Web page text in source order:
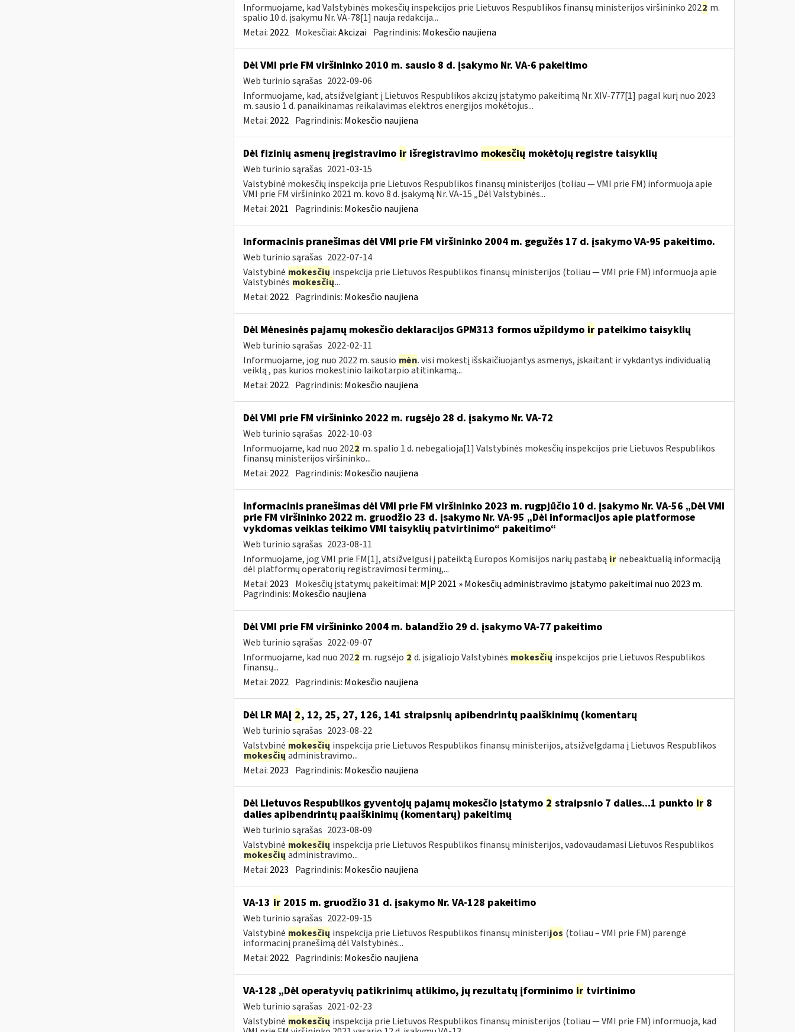
Informuojame, kad Valstybinės mokesčių inspekcijos prie Lietuvos Respublikos finansų ministerijos viršininko 2022 m.
spalio 10 d. įsakymu Nr. VA-78[1] nauja redakcija...
Metai: 2022 Mokesčiai:Akcizai Pagrindinis: Mokesčio naujiena
Dėl VMI prie FM viršininko 2010 m. sausio 8 d. įsakymo Nr. VA-6 pakeitimo
Web turinio sąrašas 2022-09-06
Informuojame, kad, atsižvelgiant į Lietuvos Respublikos akcizų įstatymo pakeitimą Nr. XIV-777[1] pagal kurį nuo 2023
m. sausio 1 d. panaikinamas reikalavimas elektros energijos mokėtojus...
Metai: 2022 Pagrindinis: Mokesčio naujiena
Dėl fizinių asmenų įregistravimo irišregistravimo mokesčių mokėtojų registre taisyklių
Web turinio sąrašas 2021-03-15
Valstybinė mokesčių inspekcija prie Lietuvos Respublikos finansų ministerijos (toliau ― VMI prie FM) informuoja apie
VMI prie FM viršininko 2021 m. kovo 8 d. įsakymą Nr. VA-15 „Dėl Valstybinės...
Metai: 2021 Pagrindinis: Mokesčio naujiena
Informacinis pranešimas dėl VMI prie FM viršininko 2004 m. gegužės 17 d. įsakymo VA-95 pakeitimo.
Web turinio sąrašas 2022-07-14
Valstybinė mokesčių inspekcija prie Lietuvos Respublikos finansų ministerijos (toliau ― VMI prie FM) informuoja apie
Valstybinėsmokesčių...
Metai: 2022 Pagrindinis: Mokesčio naujiena
Dėl Mėnesinės pajamų mokesčio deklaracijos GPM313 formos užpildymo irpateikimo taisyklių
Web turinio sąrašas 2022-02-11
Informuojame, jog nuo 2022 m. sausio mėn. visi mokestį išskaičiuojantys asmenys, įskaitant ir vykdantys individualią
veiklą , pas kurios mokestinio laikotarpio atitinkamą...
Metai: 2022 Pagrindinis: Mokesčio naujiena
Dėl VMI prie FM viršininko 2022 m. rugsėjo 28 d. įsakymo Nr. VA-72
Web turinio sąrašas 2022-10-03
Informuojame, kad nuo 2022 m. spalio 1 d. nebegalioja[1] Valstybinės mokesčių inspekcijos prie Lietuvos Respublikos
finansų ministerijos viršininko...
Metai: 2022 Pagrindinis: Mokesčio naujiena
Informacinis pranešimas dėl VMI prie FM viršininko 2023 m. rugpjūčio 10 d. įsakymo Nr. VA-56 „Dėl VMI
prie FM viršininko 2022 m. gruodžio 23 d. įsakymo Nr. VA-95 „Dėl informacijos apie platformose
vykdomas veiklas teikimo VMI taisyklių patvirtinimo“ pakeitimo“
Web turinio sąrašas 2023-08-11
Informuojame, jog VMI prie FM[1], atsižvelgusi į pateiktą Europos Komisijos narių pastabą ir nebeaktualią informaciją
dėl platformų operatorių registravimosi terminų,...
Metai: 2023 Mokesčių įstatymų pakeitimai: MĮP 2021 » Mokesčių administravimo įstatymo pakeitimai nuo 2023 m.
Pagrindinis: Mokesčio naujiena
Dėl VMI prie FM viršininko 2004 m. balandžio 29 d. įsakymo VA-77 pakeitimo
Web turinio sąrašas 2022-09-07
Informuojame, kad nuo 2022 m. rugsėjo 2 d. įsigaliojo Valstybinės mokesčių inspekcijos prie Lietuvos Respublikos
finansų...
Metai: 2022 Pagrindinis: Mokesčio naujiena
Dėl LR MAĮ 2, 12, 25, 27, 126, 141 straipsnių apibendrintų paaiškinimų (komentarų
Web turinio sąrašas 2023-08-22
Valstybinė mokesčių inspekcija prie Lietuvos Respublikos finansų ministerijos, atsižvelgdama į Lietuvos Respublikos
mokesčių administravimo...
Metai: 2023 Pagrindinis: Mokesčio naujiena
Dėl Lietuvos Respublikos gyventojų pajamų mokesčio įstatymo 2 straipsnio 7 dalies...1 punkto ir8
dalies apibendrintų paaiškinimų (komentarų) pakeitimų
Web turinio sąrašas 2023-08-09
Valstybinė mokesčių inspekcija prie Lietuvos Respublikos finansų ministerijos, vadovaudamasi Lietuvos Respublikos
mokesčių administravimo...
Metai: 2023 Pagrindinis: Mokesčio naujiena
VA-13 ir2015 m. gruodžio 31 d. įsakymo Nr. VA-128 pakeitimo
Web turinio sąrašas 2022-09-15
Valstybinė mokesčių inspekcija prie Lietuvos Respublikos finansų ministerijos (toliau – VMI prie FM) parengė
informacinį pranešimą dėl Valstybinės...
Metai: 2022 Pagrindinis: Mokesčio naujiena
VA-128 „Dėl operatyvių patikrinimų atlikimo, jų rezultatų įforminimo irtvirtinimo
Web turinio sąrašas 2021-02-23
Valstybinė mokesčių inspekcija prie Lietuvos Respublikos finansų ministerijos (toliau ― VMI prie FM) informuoja, kad